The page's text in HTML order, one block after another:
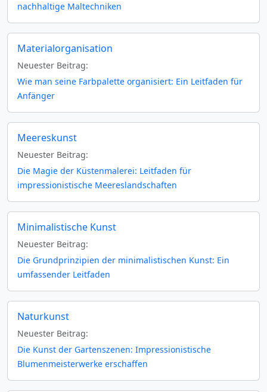
nachhaltige Maltechniken
Materialorganisation
Neuester Beitrag:
Wie man seine Farbpalette organisiert: Ein Leitfaden für
Anfänger
Meereskunst
Neuester Beitrag:
Die Magie der Küstenmalerei: Leitfaden für
impressionistische Meereslandschaften
Minimalistische Kunst
Neuester Beitrag:
Die Grundprinzipien der minimalistischen Kunst: Ein
umfassender Leitfaden
Naturkunst
Neuester Beitrag:
Die Kunst der Gartenszenen: Impressionistische
Blumenmeisterwerke erschaffen